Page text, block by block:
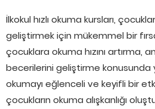
İlkokul hızlı okuma kursları,
geliştirmek için mükemmel bir
çocuklara okuma hızını artırma,
becerilerini geliştirme konusunda
okumayı eğlenceli ve keyifli bir
çocukların okuma alışkanlığı